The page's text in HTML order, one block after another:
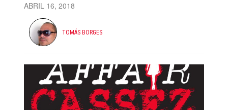
ABRIL 16, 2018
TOMÁS BORGES